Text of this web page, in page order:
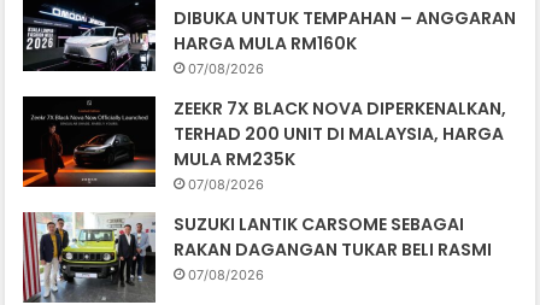
DIBUKA UNTUK TEMPAHAN – ANGGARAN
HARGA MULA RM160K
07/08/2026
ZEEKR 7X BLACK NOVA DIPERKENALKAN,
TERHAD 200 UNIT DI MALAYSIA, HARGA
MULA RM235K
07/08/2026
SUZUKI LANTIK CARSOME SEBAGAI
RAKAN DAGANGAN TUKAR BELI RASMI
07/08/2026